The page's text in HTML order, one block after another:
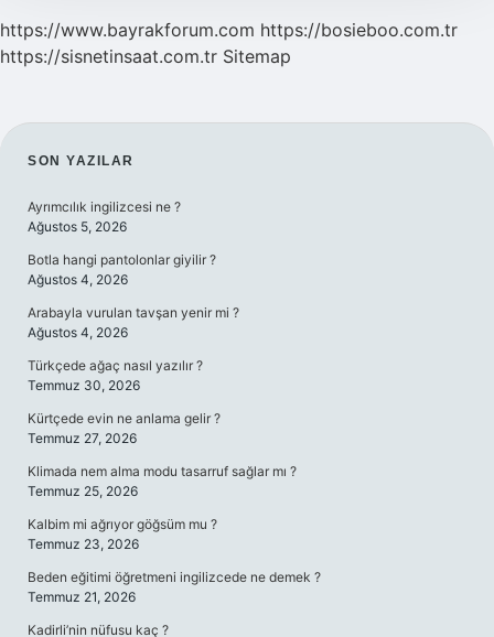
https://www.bayrakforum.com https://bosieboo.com.tr
https://sisnetinsaat.com.tr Sitemap
SIDEBAR
SON YAZILAR
Ayrımcılık ingilizcesi ne ?
Ağustos 5, 2026
Botla hangi pantolonlar giyilir ?
Ağustos 4, 2026
Arabayla vurulan tavşan yenir mi ?
Ağustos 4, 2026
Türkçede ağaç nasıl yazılır ?
Temmuz 30, 2026
Kürtçede evin ne anlama gelir ?
Temmuz 27, 2026
Klimada nem alma modu tasarruf sağlar mı ?
Temmuz 25, 2026
Kalbim mi ağrıyor göğsüm mu ?
Temmuz 23, 2026
Beden eğitimi öğretmeni ingilizcede ne demek ?
Temmuz 21, 2026
Kadirli’nin nüfusu kaç ?